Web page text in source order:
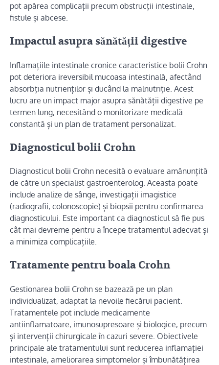
pot apărea complicații precum obstrucții intestinale,
fistule și abcese.
Impactul asupra sănătății digestive
Inflamațiile intestinale cronice caracteristice bolii Crohn
pot deteriora ireversibil mucoasa intestinală, afectând
absorbția nutrienților și ducând la malnutriție. Acest
lucru are un impact major asupra sănătății digestive pe
termen lung, necesitând o monitorizare medicală
constantă și un plan de tratament personalizat.
Diagnosticul bolii Crohn
Diagnosticul bolii Crohn necesită o evaluare amănunțită
de către un specialist gastroenterolog. Aceasta poate
include analize de sânge, investigații imagistice
(radiografii, colonoscopie) și biopsii pentru confirmarea
diagnosticului. Este important ca diagnosticul să fie pus
cât mai devreme pentru a începe tratamentul adecvat și
a minimiza complicațiile.
Tratamente pentru boala Crohn
Gestionarea bolii Crohn se bazează pe un plan
individualizat, adaptat la nevoile fiecărui pacient.
Tratamentele pot include medicamente
antiinflamatoare, imunosupresoare și biologice, precum
și intervenții chirurgicale în cazuri severe. Obiectivele
principale ale tratamentului sunt reducerea inflamației
intestinale, ameliorarea simptomelor și îmbunătățirea